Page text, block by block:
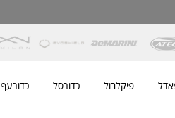
פיקלבול כדורסל כדורעף